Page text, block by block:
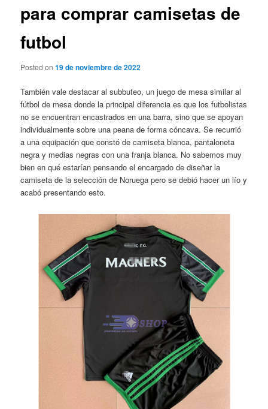
para comprar camisetas de
futbol
Posted on19 de noviembre de 2022
También vale destacar al subbuteo, un juego de mesa similar al
fútbol de mesa donde la principal diferencia es que los futbolistas
no se encuentran encastrados en una barra, sino que se apoyan
individualmente sobre una peana de forma cóncava. Se recurrió
a una equipación que constó de camiseta blanca, pantaloneta
negra y medias negras con una franja blanca. No sabemos muy
bien en qué estarían pensando el encargado de diseñar la
camiseta de la selección de Noruega pero se debió hacer un lío y
acabó presentando esto.